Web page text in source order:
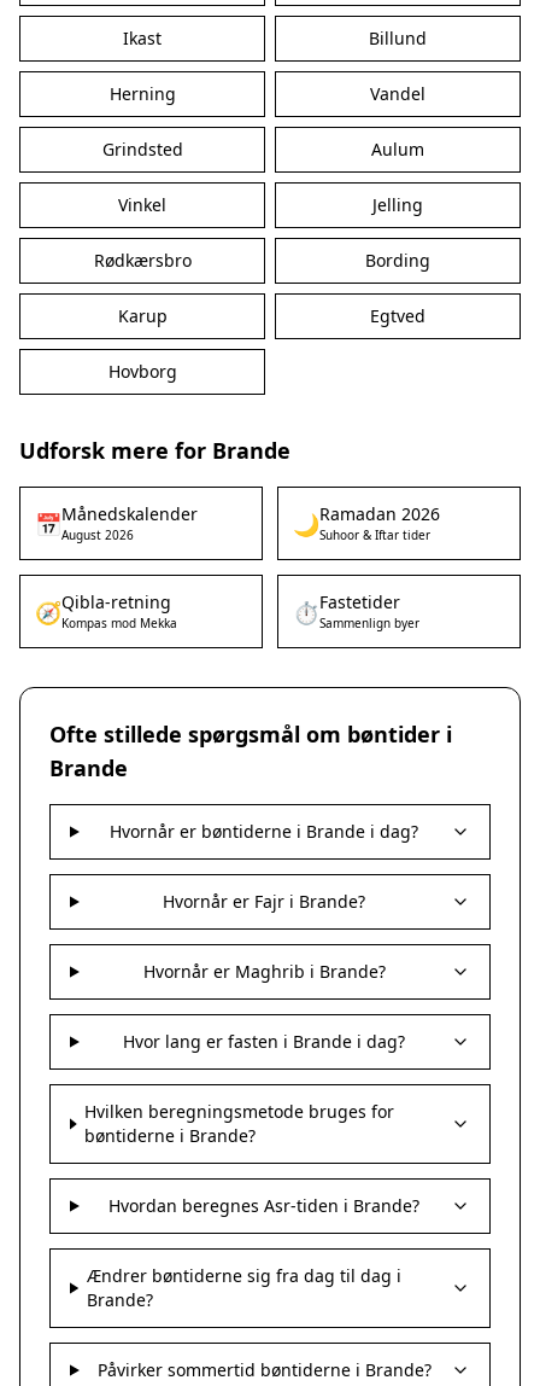
Ikast Billund
Herning Vandel
Grindsted Aulum
Vinkel Jelling
Rødkærsbro Bording
Karup Egtved
Hovborg
Udforsk mere for Brande
📅Månedskalender
August 2026 🌙Ramadan 2026
Suhoor & Iftar tider
🧭Qibla-retning
Kompas mod Mekka ⏱️Fastetider
Sammenlign byer
Ofte stillede spørgsmål om bøntider i
Brande
Hvornår er bøntiderne i Brande i dag?
Hvornår er Fajr i Brande?
Hvornår er Maghrib i Brande?
Hvor lang er fasten i Brande i dag?
Hvilken beregningsmetode bruges for
bøntiderne i Brande?
Hvordan beregnes Asr-tiden i Brande?
Ændrer bøntiderne sig fra dag til dag i
Brande?
Påvirker sommertid bøntiderne i Brande?